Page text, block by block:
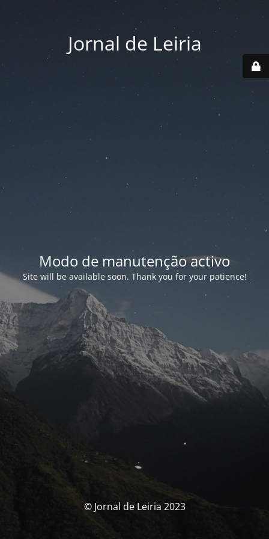
Jornal de Leiria
Modo de manutenção activo
Site will be available soon. Thank you for your patience!
© Jornal de Leiria 2023